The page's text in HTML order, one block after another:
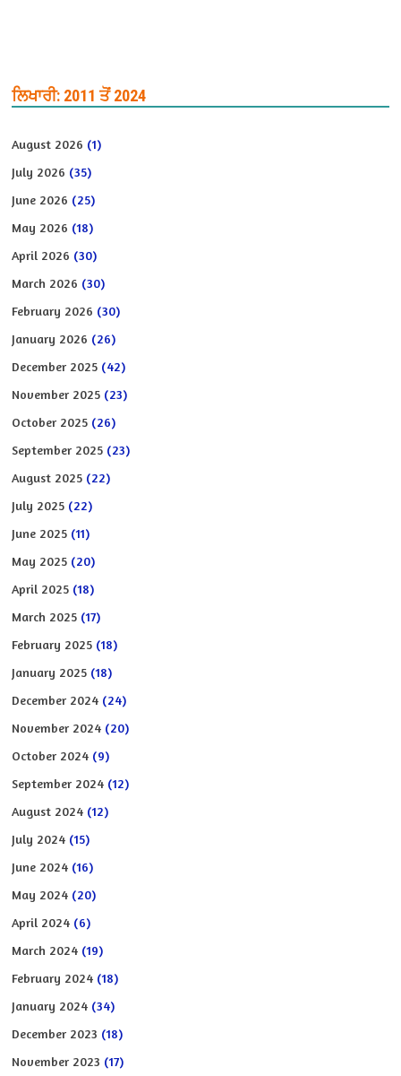
ਲਿਖਾਰੀ: 2011 ਤੋਂ 2024
August 2026 (1)
July 2026 (35)
June 2026 (25)
May 2026 (18)
April 2026 (30)
March 2026 (30)
February 2026 (30)
January 2026 (26)
December 2025 (42)
November 2025 (23)
October 2025 (26)
September 2025 (23)
August 2025 (22)
July 2025 (22)
June 2025 (11)
May 2025 (20)
April 2025 (18)
March 2025 (17)
February 2025 (18)
January 2025 (18)
December 2024 (24)
November 2024 (20)
October 2024 (9)
September 2024 (12)
August 2024 (12)
July 2024 (15)
June 2024 (16)
May 2024 (20)
April 2024 (6)
March 2024 (19)
February 2024 (18)
January 2024 (34)
December 2023 (18)
November 2023 (17)